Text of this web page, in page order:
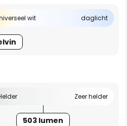
wit daglicht
Zeer helder
503 lumen